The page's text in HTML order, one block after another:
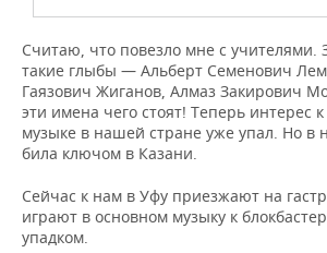
Считаю, что повезло мне с учителями.
такие глыбы — Альберт Семенович
Гаязович Жиганов, Алмаз Закирович
эти имена чего стоят! Теперь интерес к
музыке в нашей стране уже упал. Но в
била ключом в Казани.
Сейчас к нам в Уфу приезжают на
играют в основном музыку к
упадком.